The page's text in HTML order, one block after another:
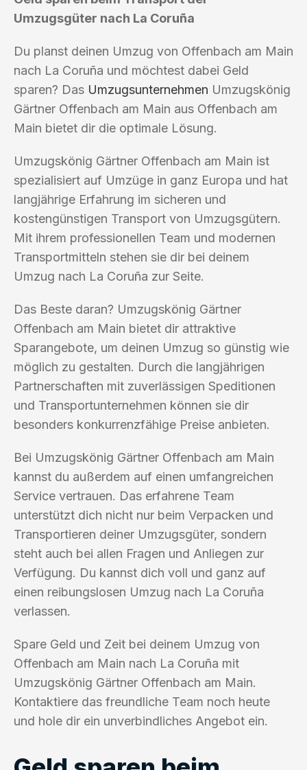
Umzugsgüter nach La Coruña
Du planst deinen Umzug von Offenbach am Main
nach La Coruña und möchtest dabei Geld
sparen? Das Umzugsunternehmen Umzugskönig
Gärtner Offenbach am Main aus Offenbach am
Main bietet dir die optimale Lösung.
Umzugskönig Gärtner Offenbach am Main ist
spezialisiert auf Umzüge in ganz Europa und hat
langjährige Erfahrung im sicheren und
kostengünstigen Transport von Umzugsgütern.
Mit ihrem professionellen Team und modernen
Transportmitteln stehen sie dir bei deinem
Umzug nach La Coruña zur Seite.
Das Beste daran? Umzugskönig Gärtner
Offenbach am Main bietet dir attraktive
Sparangebote, um deinen Umzug so günstig wie
möglich zu gestalten. Durch die langjährigen
Partnerschaften mit zuverlässigen Speditionen
und Transportunternehmen können sie dir
besonders konkurrenzfähige Preise anbieten.
Bei Umzugskönig Gärtner Offenbach am Main
kannst du außerdem auf einen umfangreichen
Service vertrauen. Das erfahrene Team
unterstützt dich nicht nur beim Verpacken und
Transportieren deiner Umzugsgüter, sondern
steht auch bei allen Fragen und Anliegen zur
Verfügung. Du kannst dich voll und ganz auf
einen reibungslosen Umzug nach La Coruña
verlassen.
Spare Geld und Zeit bei deinem Umzug von
Offenbach am Main nach La Coruña mit
Umzugskönig Gärtner Offenbach am Main.
Kontaktiere das freundliche Team noch heute
und hole dir ein unverbindliches Angebot ein.